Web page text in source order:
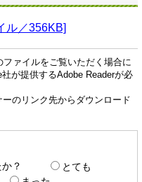
ル／356KB]
ファイルをご覧いただく場合に
社が提供するAdobe Readerが必
のリンク先からダウンロード
？
とても